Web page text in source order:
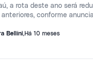
a rota deste ano será
conforme
Bellíni Há 10 meses